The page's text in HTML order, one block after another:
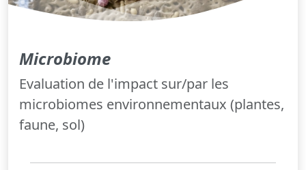
Microbiome
Evaluation de l'impact sur/par les
microbiomes environnementaux (plantes,
faune, sol)